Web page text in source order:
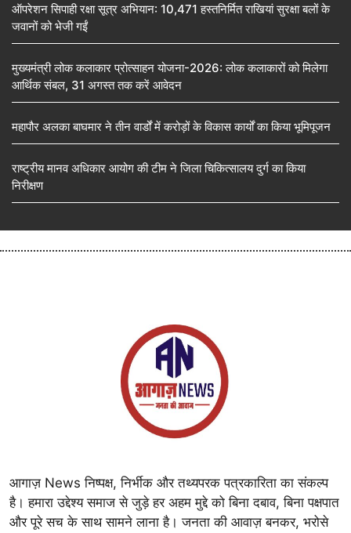
ऑपरेशन सिपाही रक्षा सूत्र अभियान: 10,471 हस्तनिर्मित राखियां सुरक्षा बलों के
जवानों को भेजी गईं
मुख्यमंत्री लोक कलाकार प्रोत्साहन योजना-2026: लोक कलाकारों को मिलेगा
आर्थिक संबल, 31 अगस्त तक करें आवेदन
महापौर अलका बाघमार ने तीन वार्डों में करोड़ों के विकास कार्यों का किया भूमिपूजन
राष्ट्रीय मानव अधिकार आयोग की टीम ने जिला चिकित्सालय दुर्ग का किया
निरीक्षण
आगाज़ News निष्पक्ष, निर्भीक और तथ्यपरक पत्रकारिता का संकल्प
है। हमारा उद्देश्य समाज से जुड़े हर अहम मुद्दे को बिना दबाव, बिना पक्षपात
और पूरे सच के साथ सामने लाना है। जनता की आवाज़ बनकर, भरोसे